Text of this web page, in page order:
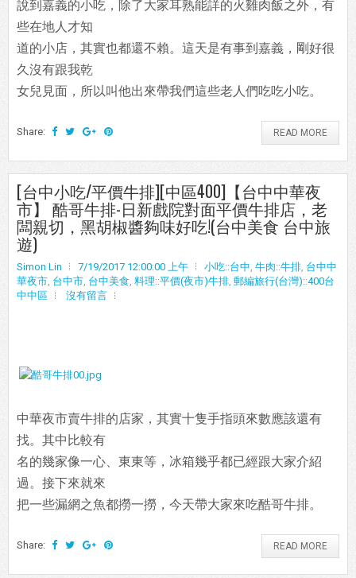
說到嘉義的小吃，除了大家耳熟能詳的火雞肉飯之外，有
些在地人才知
道的小店，其實也都還不賴。這天是有事到嘉義，剛好很
久沒有跟我乾
女兒見面，所以叫他出來帶我們這些老人們吃吃小吃。
Share: READ MORE
[台中小吃/平價牛排][中區400]【台中中華夜
市】 酷哥牛排-日新戲院對面平價牛排店，老
闆親切，黑胡椒醬夠味好吃!(台中美食 台中旅
遊)
Simon Lin 7/19/2017 12:00:00 上午 小吃::台中 牛肉::牛排 台中中
華夜市 台中市 台中美食 料理::平價(夜市)牛排 郵編旅行(台灣)::400台
中中區
沒有留言
中華夜市賣牛排的店家，其實十隻手指頭來數應該還有
找。其中比較有
名的幾家像一心、東東等，冰箱幾乎都已經跟大家介紹
過。接下來就來
把一些漏網之魚都撈一撈，今天帶大家來吃酷哥牛排。
Share: READ MORE